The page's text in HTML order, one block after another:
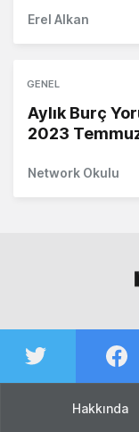
Erel Alkan
GENEL
Aylık Burç
2023
Network Okulu
Hakkında